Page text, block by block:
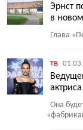
Эрнст
в
Глава «
тв
Она
«